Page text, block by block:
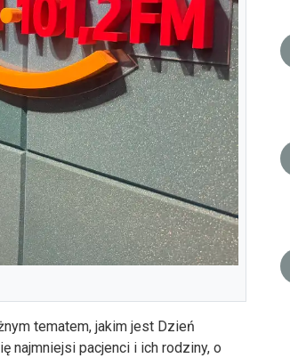
tematem, jakim jest Dzień
najmniejsi pacjenci i ich rodziny, o